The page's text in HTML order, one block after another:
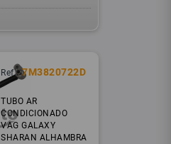
Ref.: 7M3820722D
TUBO AR
CONDICIONADO
VAG GALAXY
SHARAN ALHAMBRA